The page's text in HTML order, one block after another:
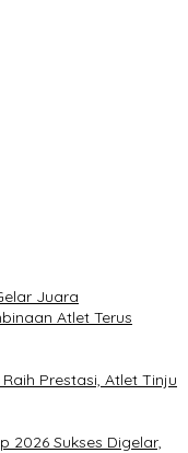
Juara
Atlet Terus
Prestasi, Atlet Tinju
2026 Sukses Digelar,